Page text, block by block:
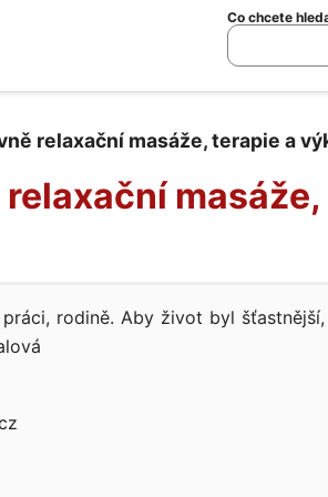
Co chcete
relaxační masáže, terapie a
rodině. Aby život byl